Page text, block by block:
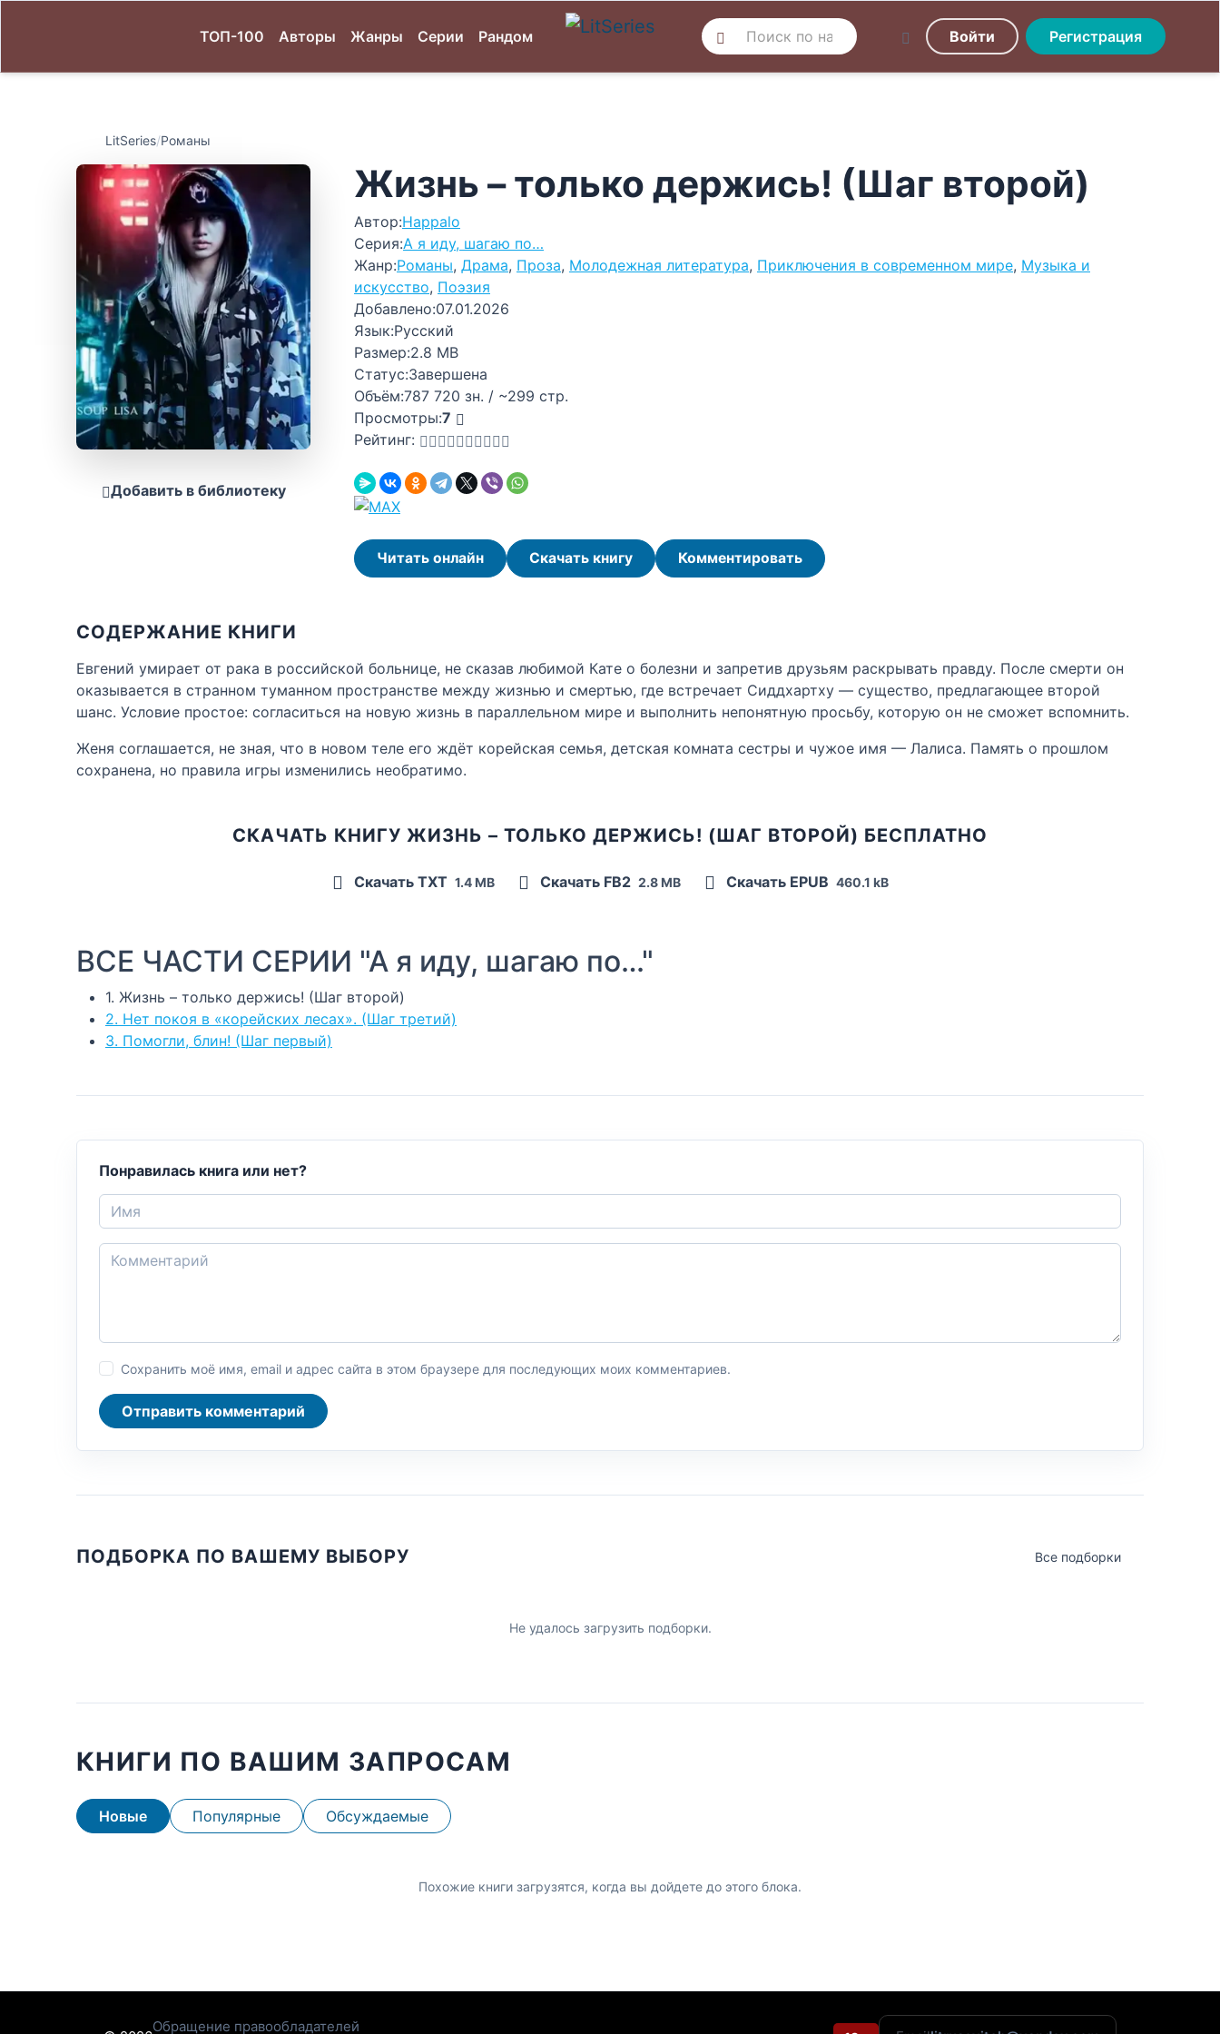
ТОП-100 Авторы Жанры Серии Рандом Войти Регистрация
LitSeries/Романы
Добавить в библиотеку
Жизнь – только держись! (Шаг второй)
Автор:Happalo
Серия:А я иду, шагаю по…
Жанр:Романы, Драма, Проза, Молодежная литература, Приключения в современном мире, Музыка и
искусство, Поэзия
Добавлено:07.01.2026
Язык:Русский
Размер:2.8 MB
Статус:Завершена
Объём:787 720 зн. / ~299 стр.
Просмотры:7
Рейтинг:
Читать онлайн Скачать книгу Комментировать
СОДЕРЖАНИЕ КНИГИ
Евгений умирает от рака в российской больнице, не сказав любимой Кате о болезни и запретив друзьям раскрывать правду. После смерти он
оказывается в странном туманном пространстве между жизнью и смертью, где встречает Сиддхартху — существо, предлагающее второй
шанс. Условие простое: согласиться на новую жизнь в параллельном мире и выполнить непонятную просьбу, которую он не сможет вспомнить.
Женя соглашается, не зная, что в новом теле его ждёт корейская семья, детская комната сестры и чужое имя — Лалиса. Память о прошлом
сохранена, но правила игры изменились необратимо.
СКАЧАТЬ КНИГУ ЖИЗНЬ – ТОЛЬКО ДЕРЖИСЬ! (ШАГ ВТОРОЙ) БЕСПЛАТНО
Скачать TXT 1.4 MB Скачать FB2 2.8 MB Скачать EPUB 460.1 kB
ВСЕ ЧАСТИ СЕРИИ "А я иду, шагаю по…"
1. Жизнь – только держись! (Шаг второй)
2. Нет покоя в «корейских лесах». (Шаг третий)
3. Помогли, блин! (Шаг первый)
Понравилась книга или нет?
Сохранить моё имя, email и адрес сайта в этом браузере для последующих моих комментариев.
Отправить комментарий
ПОДБОРКА ПО ВАШЕМУ ВЫБОРУ Все подборки
Не удалось загрузить подборки.
КНИГИ ПО ВАШИМ ЗАПРОСАМ
Новые Популярные Обсуждаемые
Похожие книги загрузятся, когда вы дойдете до этого блока.
Обращение правообладателей